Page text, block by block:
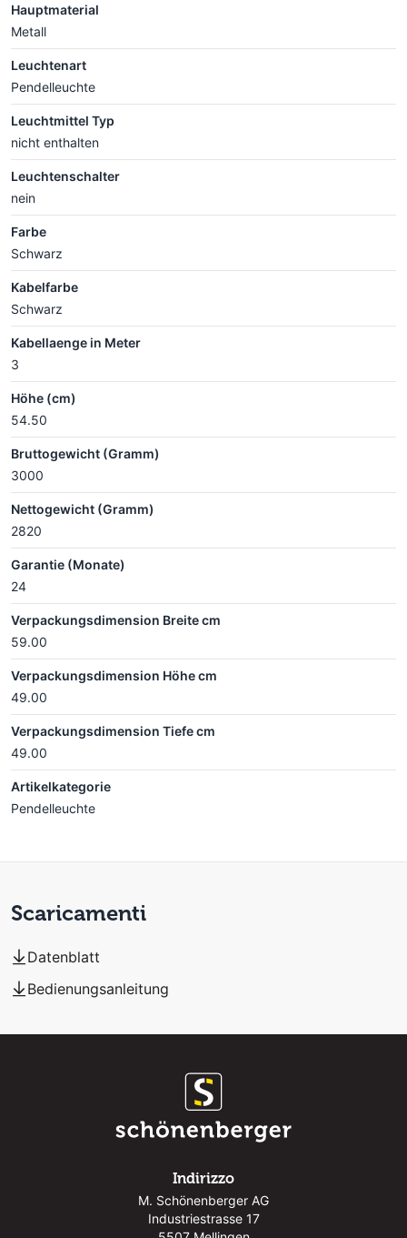
Hauptmaterial
Metall
Leuchtenart
Pendelleuchte
Leuchtmittel Typ
nicht enthalten
Leuchtenschalter
nein
Farbe
Schwarz
Kabelfarbe
Schwarz
Kabellaenge in Meter
3
Höhe (cm)
54.50
Bruttogewicht (Gramm)
3000
Nettogewicht (Gramm)
2820
Garantie (Monate)
24
Verpackungsdimension Breite cm
59.00
Verpackungsdimension Höhe cm
49.00
Verpackungsdimension Tiefe cm
49.00
Artikelkategorie
Pendelleuchte
Scaricamenti
Datenblatt
Bedienungsanleitung
Indirizzo
M. Schönenberger AG
Industriestrasse 17